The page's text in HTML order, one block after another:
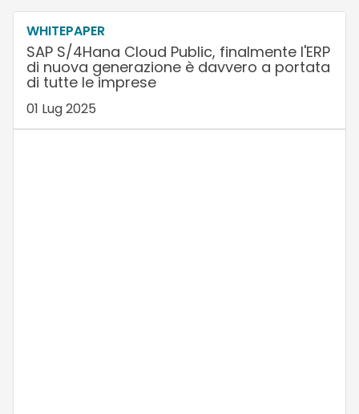
WHITEPAPER
SAP S/4Hana Cloud Public, finalmente l'ERP
di nuova generazione è davvero a portata
di tutte le imprese
01 Lug 2025